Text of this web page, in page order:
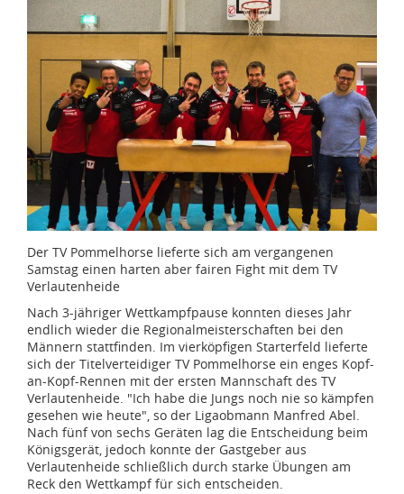
Der TV Pommelhorse lieferte sich am vergangenen
Samstag einen harten aber fairen Fight mit dem TV
Verlautenheide
Nach 3-jähriger Wettkampfpause konnten dieses Jahr
endlich wieder die Regionalmeisterschaften bei den
Männern stattfinden. Im vierköpfigen Starterfeld lieferte
sich der Titelverteidiger TV Pommelhorse ein enges Kopf-
an-Kopf-Rennen mit der ersten Mannschaft des TV
Verlautenheide. "Ich habe die Jungs noch nie so kämpfen
gesehen wie heute", so der Ligaobmann Manfred Abel.
Nach fünf von sechs Geräten lag die Entscheidung beim
Königsgerät, jedoch konnte der Gastgeber aus
Verlautenheide schließlich durch starke Übungen am
Reck den Wettkampf für sich entscheiden.